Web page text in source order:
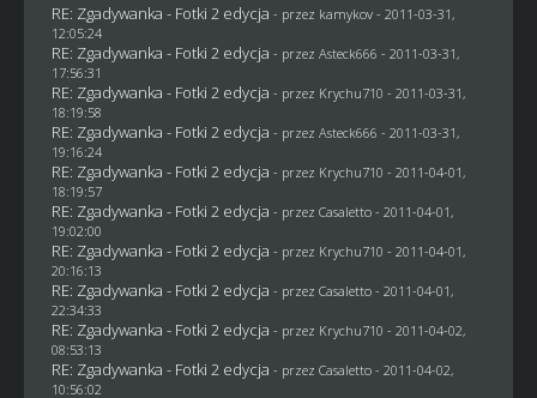
RE: Zgadywanka - Fotki 2 edycja - przez kamykov- 2011-03-31,
12:05:24
RE: Zgadywanka - Fotki 2 edycja - przez Asteck666 - 2011-03-31,
17:56:31
RE: Zgadywanka - Fotki 2 edycja - przez Krychu710 - 2011-03-31,
18:19:58
RE: Zgadywanka - Fotki 2 edycja - przez Asteck666 - 2011-03-31,
19:16:24
RE: Zgadywanka - Fotki 2 edycja - przez Krychu710 - 2011-04-01,
18:19:57
RE: Zgadywanka - Fotki 2 edycja - przez Casaletto- 2011-04-01,
19:02:00
RE: Zgadywanka - Fotki 2 edycja - przez Krychu710 - 2011-04-01,
20:16:13
RE: Zgadywanka - Fotki 2 edycja - przez Casaletto- 2011-04-01,
22:34:33
RE: Zgadywanka - Fotki 2 edycja - przez Krychu710 - 2011-04-02,
08:53:13
RE: Zgadywanka - Fotki 2 edycja - przez Casaletto- 2011-04-02,
10:56:02